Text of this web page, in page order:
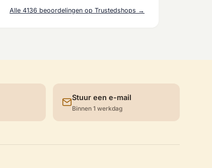
Alle 4136 beoordelingen op Trustedshops →
Stuur een e-mail
Binnen 1 werkdag